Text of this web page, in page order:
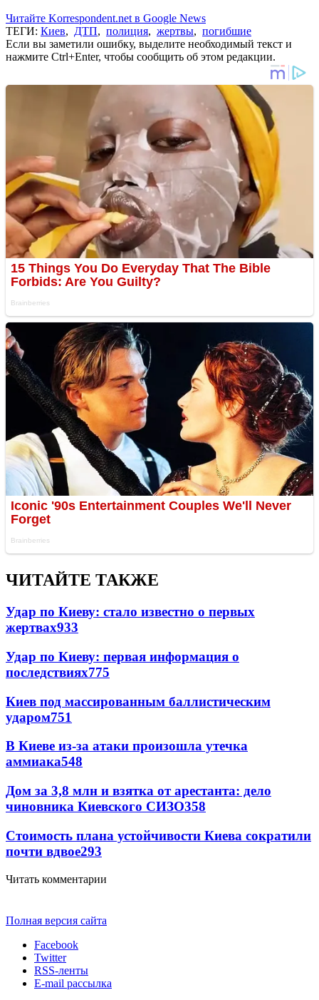
Читайте Korrespondent.net в Google News
ТЕГИ: Киев, ДТП, полиция, жертвы, погибшие
Если вы заметили ошибку, выделите необходимый текст и
нажмите Ctrl+Enter, чтобы сообщить об этом редакции.
ЧИТАЙТЕ ТАКЖЕ
Удар по Киеву: стало известно о первых
жертвах933
Удар по Киеву: первая информация о
последствиях775
Киев под массированным баллистическим
ударом751
В Киеве из-за атаки произошла утечка
аммиака548
Дом за 3,8 млн и взятка от арестанта: дело
чиновника Киевского СИЗО358
Стоимость плана устойчивости Киева сократили
почти вдвое293
Читать комментарии
Полная версия сайта
Facebook
Twitter
RSS-ленты
E-mail рассылка